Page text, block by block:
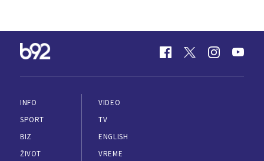
INFO
SPORT
BIZ
ŽIVOT
VIDEO
TV
ENGLISH
VREME